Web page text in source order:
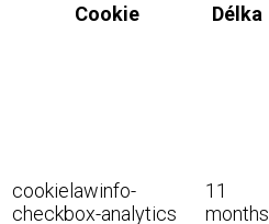
Cookie
Délka
cookielawinfo-
checkbox-analytics
11
months